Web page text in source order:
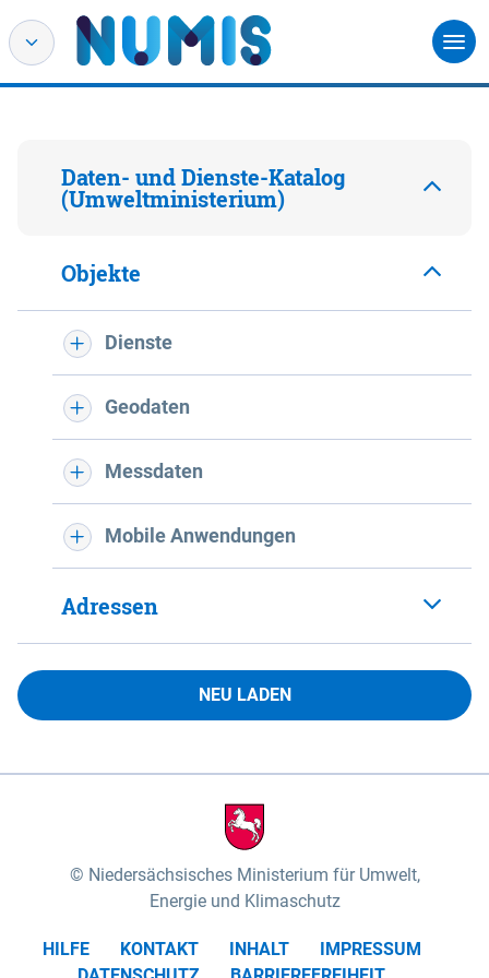
Daten- und Dienste-Katalog
(Umweltministerium)
Objekte
Dienste
Geodaten
Messdaten
Mobile Anwendungen
Adressen
NEU LADEN
Niedersächsisches Ministerium für Umwelt,
Energie und Klimaschutz
HILFE KONTAKT INHALT
IMPRESSUM